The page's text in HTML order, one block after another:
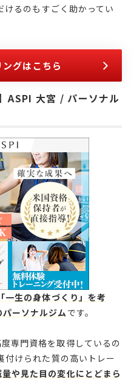
るのもすごく助かってい
グはこちら
ASPI 大宮 / パーソナル
一生の身体づくり」を考
ーソナルジムです。
専門資格を取得しているの
付けられた質の高いトレー
や見た目の変化にとどまら